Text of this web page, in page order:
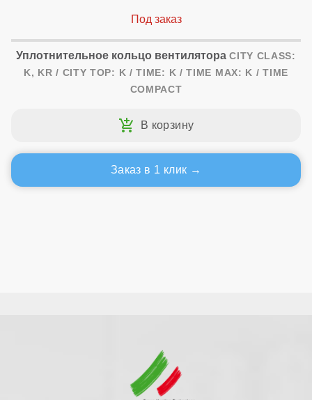
Уплотнительное кольцо вентилятора CITY CLASS:
K, KR / CITY TOP: K / TIME: K / TIME MAX: K / TIME
COMPACT
Заказ в 1 клик